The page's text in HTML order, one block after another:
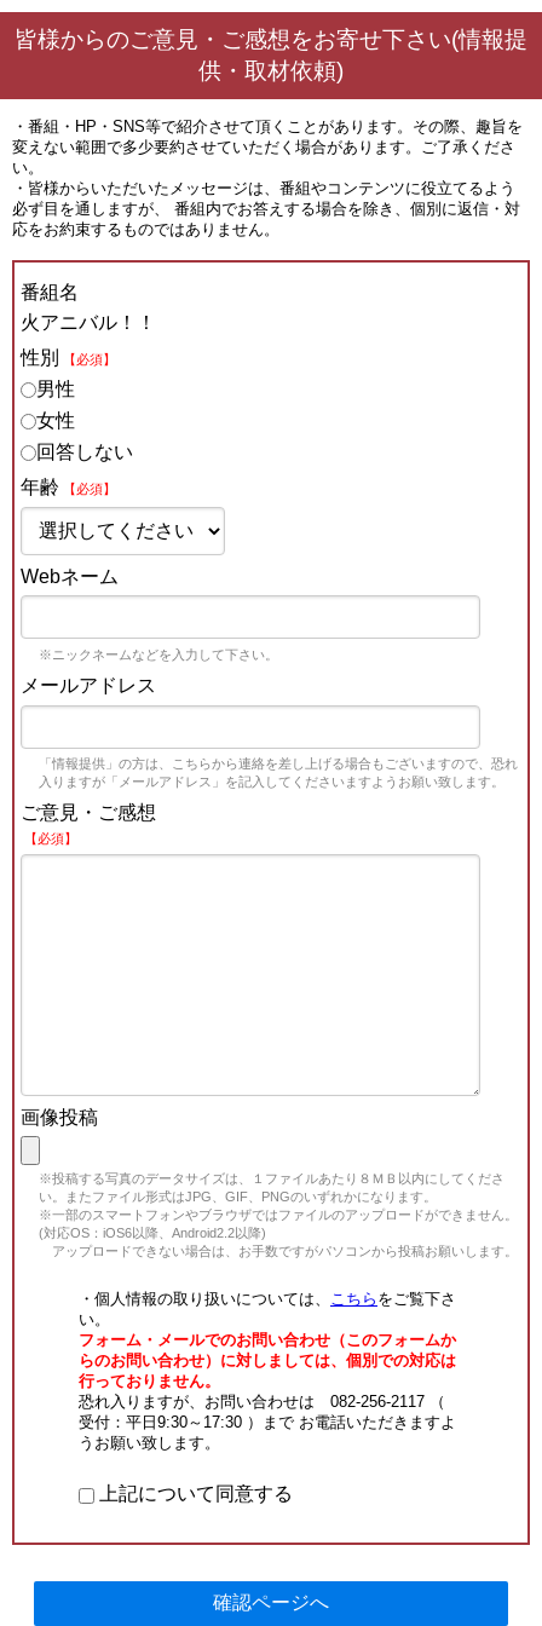
皆様からのご意見・ご感想をお寄せ下さい(情報提
供・取材依頼)
・番組・HP・SNS等で紹介させて頂くことがあります。その際、趣旨を
変えない範囲で多少要約させていただく場合があります。ご了承くださ
い。
・皆様からいただいたメッセージは、番組やコンテンツに役立てるよう
必ず目を通しますが、 番組内でお答えする場合を除き、個別に返信・対
応をお約束するものではありません。
番組名
火アニバル！！
性別
【必須】
男性
女性
回答しない
年齢
【必須】
Webネーム
※ニックネームなどを入力して下さい。
メールアドレス
「情報提供」の方は、こちらから連絡を差し上げる場合もございますので、恐れ
入りますが「メールアドレス」を記入してくださいますようお願い致します。
ご意見・ご感想
【必須】
画像投稿
※投稿する写真のデータサイズは、１ファイルあたり８ＭＢ以内にしてくださ
い。またファイル形式はJPG、GIF、PNGのいずれかになります。
※一部のスマートフォンやブラウザではファイルのアップロードができません。
(対応OS：iOS6以降、Android2.2以降)
アップロードできない場合は、お手数ですがパソコンから投稿お願いします。
・個人情報の取り扱いについては、 こちら をご覧下さ
い。
フォーム・メールでのお問い合わせ（このフォームか
らのお問い合わせ）に対しましては、個別での対応は
行っておりません。
恐れ入りますが、お問い合わせは 082-256-2117 （
受付：平日9:30～17:30 ）まで お電話いただきますよ
うお願い致します。
上記について同意する
確認ページへ